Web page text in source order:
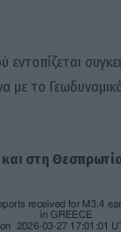
εντοπίζεται
το Γεωδυναμικό
στη